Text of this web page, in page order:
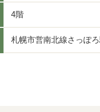
4階
札幌市営南北線さっぽ